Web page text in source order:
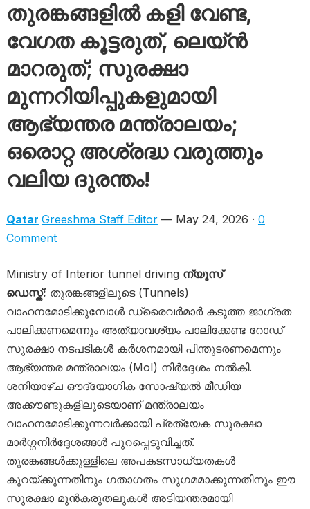
തുരങ്കങ്ങളിൽ കളി വേണ്ട,
വേഗത കൂട്ടരുത്, ലെയ്ൻ
മാറരുത്; സുരക്ഷാ
മുന്നറിയിപ്പുകളുമായി
ആഭ്യന്തര മന്ത്രാലയം;
ഒരൊറ്റ അശ്രദ്ധ വരുത്തും
വലിയ ദുരന്തം!
Qatar Greeshma Staff Editor— May 24, 2026 · 0
Comment
Ministry of Interior tunnel driving ന്യൂസ്
ഡെസ്ക്: തുരങ്കങ്ങളിലൂടെ (Tunnels)
വാഹനമോടിക്കുമ്പോൾ ഡ്രൈവർമാർ കടുത്ത ജാഗ്രത
പാലിക്കണമെന്നും അത്യാവശ്യം പാലിക്കേണ്ട റോഡ്
സുരക്ഷാ നടപടികൾ കർശനമായി പിന്തുടരണമെന്നും
ആഭ്യന്തര മന്ത്രാലയം (MoI) നിർദ്ദേശം നൽകി.
ശനിയാഴ്ച ഔദ്യോഗിക സോഷ്യൽ മീഡിയ
അക്കൗണ്ടുകളിലൂടെയാണ് മന്ത്രാലയം
വാഹനമോടിക്കുന്നവർക്കായി പ്രത്യേക സുരക്ഷാ
മാർഗ്ഗനിർദ്ദേശങ്ങൾ പുറപ്പെടുവിച്ചത്.
തുരങ്കങ്ങൾക്കുള്ളിലെ അപകടസാധ്യതകൾ
കുറയ്ക്കുന്നതിനും ഗതാഗതം സുഗമമാക്കുന്നതിനും ഈ
സുരക്ഷാ മുൻകരുതലുകൾ അടിയന്തരമായി